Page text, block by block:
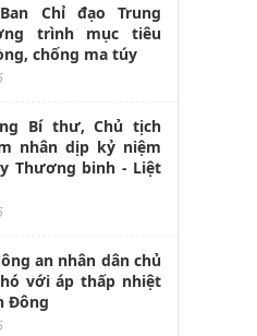
Chỉ đạo Trung
trình mục tiêu
chống ma túy
Bí thư, Chủ tịch
nhân dịp kỷ niệm
Thương binh - Liệt
an nhân dân chủ
với áp thấp nhiệt
Đông